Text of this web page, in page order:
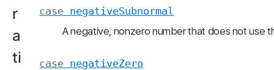
r
a
ti
case negativeSubnormal
A negative, nonzero number that does not use
case negativeZero